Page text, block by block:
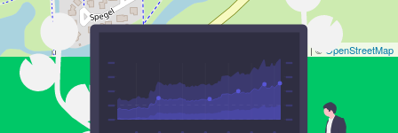
| © OpenStreetMap